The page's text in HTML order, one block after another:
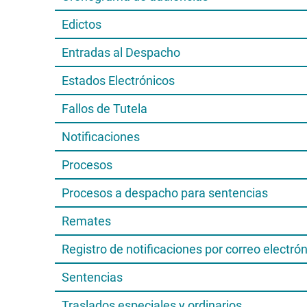
Edictos
Entradas al Despacho
Estados Electrónicos
Fallos de Tutela
Notificaciones
Procesos
Procesos a despacho para sentencias
Remates
Registro de notificaciones por correo
Sentencias